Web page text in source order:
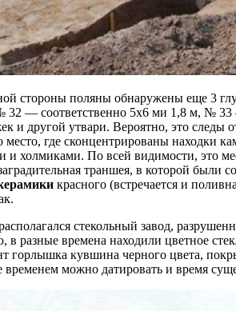
стороны поляны обнаружены еще 3
32 — соответственно 5x6 ми 1,8 м, №
и другой утвари. Вероятно, это
где сконцентрированы находки
и холмиками. По всей видимости, это
траншея, в которой были
красного (встречается и
стекольный завод,
в разные времена находили цветное
кувшина черного цвета,
можно датировать и время